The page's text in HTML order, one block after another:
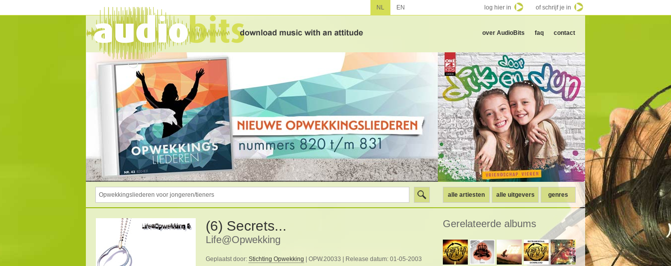
over AudioBits faq contact
alle artiesten alle uitgevers genres
(6) Secrets...
Life@Opwekking
Geplaatst door: Stichting Opwekking | OPW.20033 | Release datum: 01-05-2003
Gerelateerde albums
NL EN log hier in of schrijf je in